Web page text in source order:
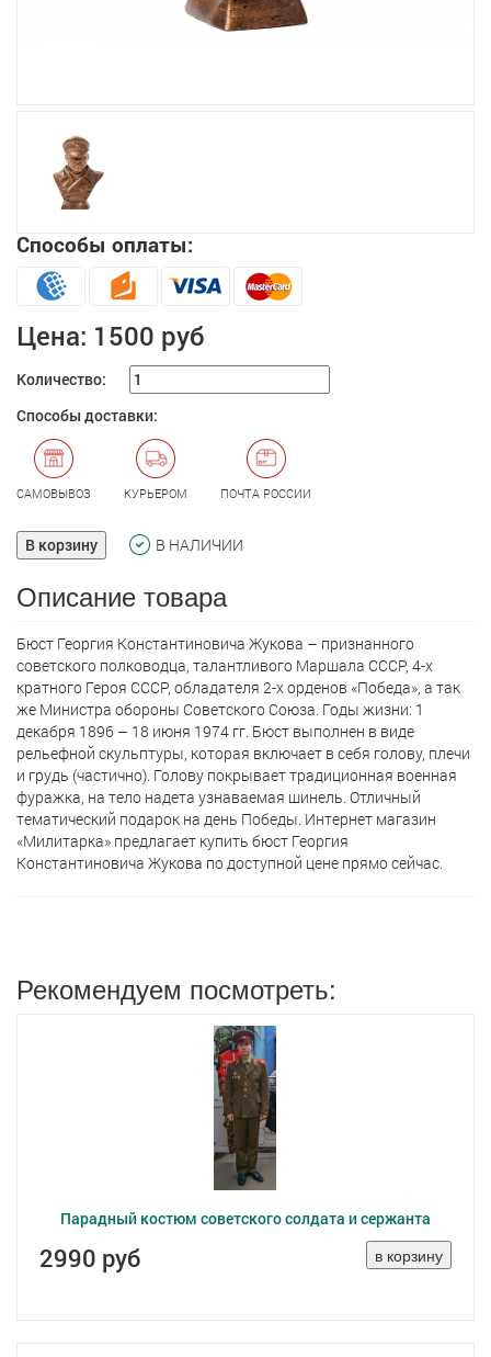
Способы оплаты:
Цена: 1500 руб
Количество:
Способы доставки:
САМОВЫВОЗ КУРЬЕРОМ ПОЧТА РОССИИ
В корзину В НАЛИЧИИ
Описание товара
Бюст Георгия Константиновича Жукова – признанного
советского полководца, талантливого Маршала СССР, 4-х
кратного Героя СССР, обладателя 2-х орденов «Победа», а так
же Министра обороны Советского Союза. Годы жизни: 1
декабря 1896 – 18 июня 1974 гг. Бюст выполнен в виде
рельефной скульптуры, которая включает в себя голову, плечи
и грудь (частично). Голову покрывает традиционная военная
фуражка, на тело надета узнаваемая шинель. Отличный
тематический подарок на день Победы. Интернет магазин
«Милитарка» предлагает кyпить бюст Георгия
Константиновича Жукова по доступной цене прямо сейчас.
Рекомендуем посмотреть:
Парадный костюм советского солдата и сержанта
2990 руб